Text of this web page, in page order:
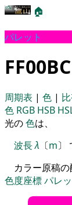
🏠
パレット
FF00BC
周期表 | 色 |
色 RGB HSB
光の色は、
波長λ 〔m〕
カラー原稿
色度座標パレ